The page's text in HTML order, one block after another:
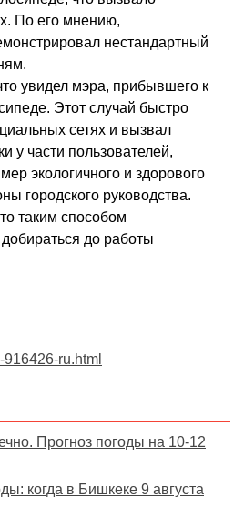
По его мнению,
нестандартный
увидел мэра, прибывшего к
Этот случай быстро
сетях и вызвал
у части пользователей,
экологичного и здорового
городского руководства.
таким способом
до работы
ru.html
Прогноз погоды на 10-12
когда в Бишкеке 9 августа